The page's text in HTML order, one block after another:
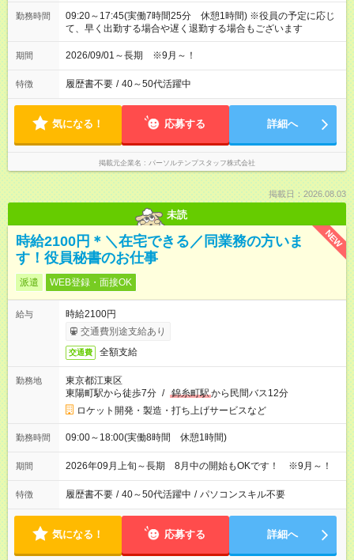
勤務時間
09:20～17:45(実働7時間25分 休憩1時間) ※役員の予定に応じ
て、早く出勤する場合や遅く退勤する場合もございます
期間 2026/09/01～長期 ※9月～！
特徴 履歴書不要 / 40～50代活躍中
気になる！ 応募する 詳細へ
掲載元企業名 パーソルテンプスタッフ株式会社
掲載日：2026.08.03
未読
NEW
時給2100円＊＼在宅できる／同業務の方いま
す！役員秘書のお仕事
派遣 WEB登録・面接OK
給与
時給2100円
交通費別途支給あり
交通費 全額支給
勤務地
東京都江東区
東陽町駅から徒歩7分 / 錦糸町駅から民間バス12分
ロケット開発・製造・打ち上げサービスなど
勤務時間 09:00～18:00(実働8時間 休憩1時間)
期間 2026年09月上旬～長期 8月中の開始もOKです！ ※9月～！
特徴 履歴書不要 / 40～50代活躍中 / パソコンスキル不要
気になる！ 応募する 詳細へ